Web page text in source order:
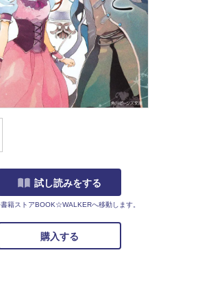
試し読みをする
籍ストアBOOK☆WALKERへ移動します。
購入する